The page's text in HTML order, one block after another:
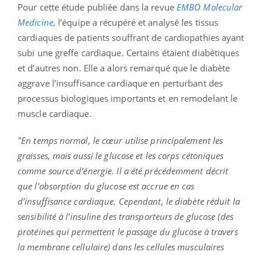
Pour cette étude publiée dans la revue EMBO Molecular
Medicine, l’équipe a récupéré et analysé les tissus
cardiaques de patients souffrant de cardiopathies ayant
subi une greffe cardiaque. Certains étaient diabétiques
et d’autres non. Elle a alors remarqué que le diabète
aggrave l’insuffisance cardiaque en perturbant des
processus biologiques importants et en remodelant le
muscle cardiaque.
"En temps normal, le cœur utilise principalement les
graisses, mais aussi le glucose et les corps cétoniques
comme source d’énergie. Il a été précédemment décrit
que l’absorption du glucose est accrue en cas
d’insuffisance cardiaque. Cependant, le diabète réduit la
sensibilité à l’insuline des transporteurs de glucose (des
protéines qui permettent le passage du glucose à travers
la membrane cellulaire) dans les cellules musculaires